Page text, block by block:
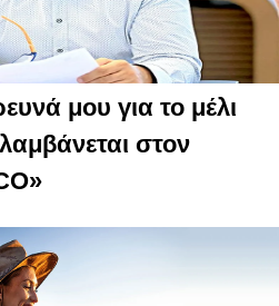
μου για το μέλι
στον